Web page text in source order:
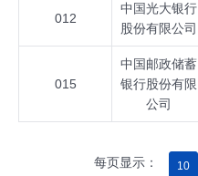
012
中国光大银行
股份有限公司
015
中国邮政储蓄
银行股份有限
公司
每页显示： 10